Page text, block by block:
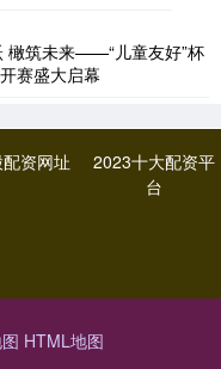
橄筑未来——“儿童友好”杯
赛盛大启幕
资网址
2023十大配资平
台
HTML地图